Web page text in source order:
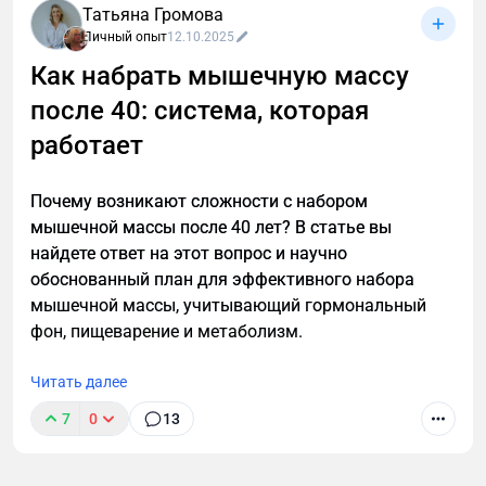
После 40 лет мужскому организму нужен особый
подход к похудению. Узнайте, как преодолеть
возрастные изменения, сохранить мышечную
научно обоснованной стратегии тренировок и
питания для мужчин.
Татьяна Громова
Личный опыт12.10.2025
Как набрать мышечную массу
после 40: система, которая
работает
Почему возникают сложности с набором
мышечной массы после 40 лет? В статье вы
найдете ответ на этот вопрос и научно
обоснованный план для эффективного набора
мышечной массы, учитывающий гормональный
фон, пищеварение и метаболизм.
Читать далее
7 0 13